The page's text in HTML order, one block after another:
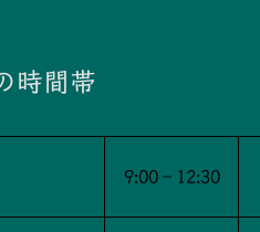
時間帯
9:00－12:30